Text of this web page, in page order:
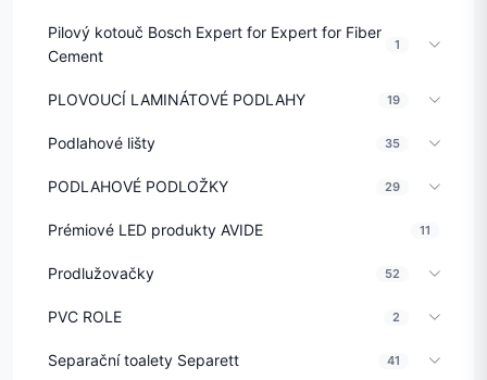
Pilový kotouč Bosch Expert for Expert for Fiber
Cement
1
PLOVOUCÍ LAMINÁTOVÉ PODLAHY 19
Podlahové lišty 35
PODLAHOVÉ PODLOŽKY 29
Prémiové LED produkty AVIDE 11
Prodlužovačky 52
PVC ROLE 2
Separační toalety Separett 41